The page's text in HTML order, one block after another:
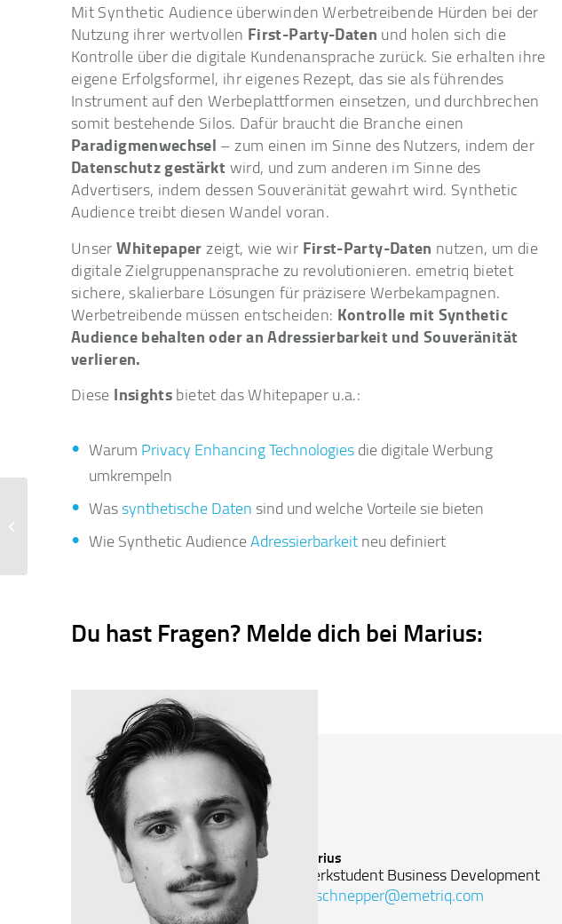
Mit Synthetic Audience überwinden Werbetreibende Hürden bei der
Nutzung ihrer wertvollen First-Party-Daten und holen sich die
Kontrolle über die digitale Kundenansprache zurück. Sie erhalten ihre
eigene Erfolgsformel, ihr eigenes Rezept, das sie als führendes
Instrument auf den Werbeplattformen einsetzen, und durchbrechen
somit bestehende Silos. Dafür braucht die Branche einen
Paradigmenwechsel – zum einen im Sinne des Nutzers, indem der
Datenschutz gestärkt wird, und zum anderen im Sinne des
Advertisers, indem dessen Souveränität gewahrt wird. Synthetic
Audience treibt diesen Wandel voran.
UnserWhitepaper zeigt, wie wir First-Party-Daten nutzen, um die
digitale Zielgruppenansprache zu revolutionieren. emetriq bietet
sichere, skalierbare Lösungen für präzisere Werbekampagnen.
Werbetreibende müssen entscheiden: Kontrolle mit Synthetic
Audience behalten oder an Adressierbarkeit und Souveränität
verlieren.
Diese Insights bietet das Whitepaper u.a.:
Warum Privacy Enhancing Technologies die digitale Werbung
umkrempeln
Wassynthetische Daten sind und welche Vorteile sie bieten
Wie Synthetic AudienceAdressierbarkeit neu definiert
Du hast Fragen? Melde dich bei Marius:
Marius
Werkstudent Business Development
m.schnepper@emetriq.com
XING ist neuer